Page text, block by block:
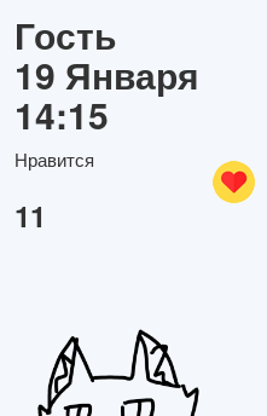
Гость
19 Января
14:15
Нравится
11